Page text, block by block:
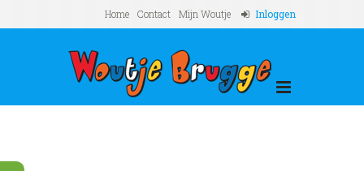
Home Contact Mijn Woutje Inloggen